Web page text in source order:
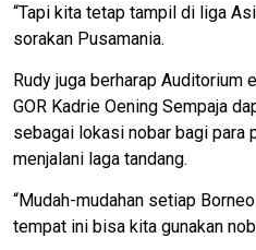
“Tapi kita tetap tampil di liga
sorakan Pusamania.
Rudy juga berharap
GOR Kadrie Oening Sempaja
sebagai lokasi nobar bagi para
menjalani laga tandang.
“Mudah-mudahan setiap
tempat ini bisa kita gunakan